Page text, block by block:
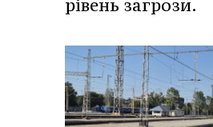
рівень загрози.